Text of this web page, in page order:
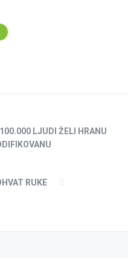
LJUDI ŽELI HRANU
RUKE